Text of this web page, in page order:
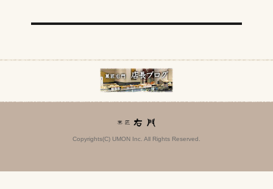
Copyrights(C) UMON Inc. All Rights Reserved.